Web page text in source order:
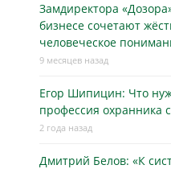
Замдиректора
бизнесe сочетают
человеческое
9 месяцев назад
Егор Шипицин: Что
профессия охранника
2 года назад
Дмитрий Белов: «К